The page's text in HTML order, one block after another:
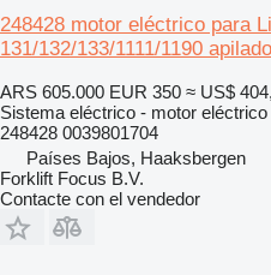
248428 motor eléctrico para
131/132/133/1111/1190
ARS 605.000 EUR 350 ≈ US$
Sistema eléctrico - motor eléctrico
248428 0039801704
Países Bajos, Haaksbergen
Forklift Focus B.V.
Contacte con el vendedor